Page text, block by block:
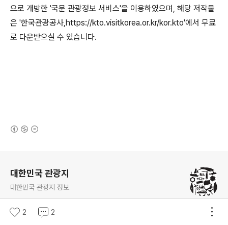
으로 개방한 '국문 관광정보 서비스'을 이용하였으며, 해당 저작물
은 '한국관광공사,https://kto.visitkorea.or.kr/kor.kto'에서 무료
로 다운받으실 수 있습니다.
대한민국 관광지
대한민국 관광지 정보
구독하기
2 2